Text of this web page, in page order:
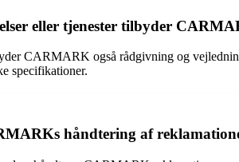
eller tjenester tilbyder
CARMARK også rådgivning og
specifikationer.
håndtering af